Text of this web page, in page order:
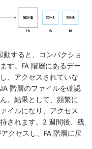
動すると、コンパクショ
す。FA 階層にあるデー
、アクセスされていな
階層のファイルを確認
。結果として、頻繁に
イルになり、アクセス
されます。2 週間後、残
クセスし、FA 階層に戻